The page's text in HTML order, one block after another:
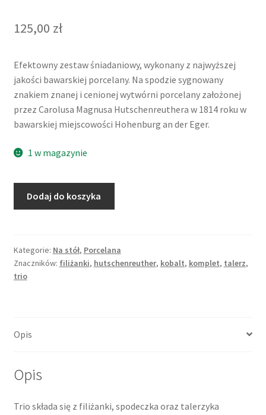
125,00 zł
Efektowny zestaw śniadaniowy, wykonany z najwyższej
jakości bawarskiej porcelany. Na spodzie sygnowany
znakiem znanej i cenionej wytwórni porcelany założonej
przez Carolusa Magnusa Hutschenreuthera w 1814 roku w
bawarskiej miejscowości Hohenburg an der Eger.
1 w magazynie
Filiżanka
śniadaniowym
trio,
wzór
Dodaj do koszyka
Kategorie: Na stół, Porcelana
Znaczników: filiżanki, hutschenreuther, kobalt, komplet, talerz,
trio
Opis
Opis
Trio składa się z filiżanki, spodeczka oraz talerzyka